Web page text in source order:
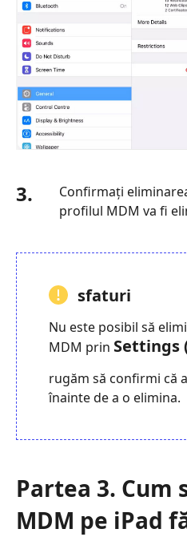
3.
Confirmați
profilul MDM va fi
sfaturi
Nu este posibil să
MDM prin Settings
rugăm să confirmi că
înainte de a o elimina.
Partea 3. Cum
MDM pe iPad